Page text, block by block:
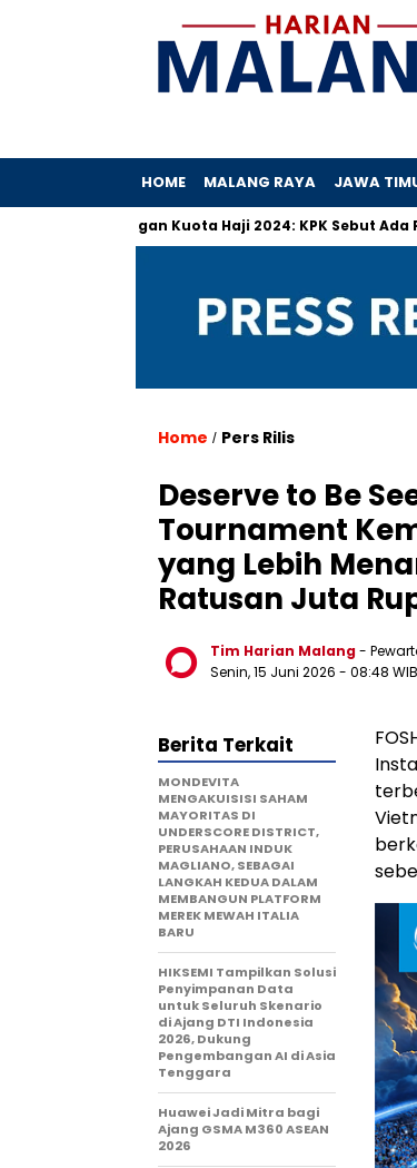
HOME MALANG RAYA JAWA
Kuota Haji 2024: KPK Sebut Ada Praktik
Home / Pers Rilis
Deserve to Be
Tournament
yang Lebih
Ratusan Juta
Tim Harian Malang-
Senin, 15 Juni 2026 - 08:48 WIB
Berita Terkait
MONDEVITA
MENGAKUISISI SAHAM
MAYORITAS DI
UNDERSCORE DISTRICT,
PERUSAHAAN INDUK
MAGLIANO, SEBAGAI
LANGKAH KEDUA DALAM
MEMBANGUN PLATFORM
MEREK MEWAH ITALIA
BARU
HIKSEMI Tampilkan Solusi
Penyimpanan Data
untuk Seluruh Skenario
di Ajang DTI Indonesia
2026, Dukung
Pengembangan AI di Asia
Tenggara
Huawei Jadi Mitra bagi
Ajang GSMA M360 ASEAN
2026